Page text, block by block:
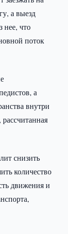
а выезд
нее, что
поток
а
внутри
снизить
количество
движения и